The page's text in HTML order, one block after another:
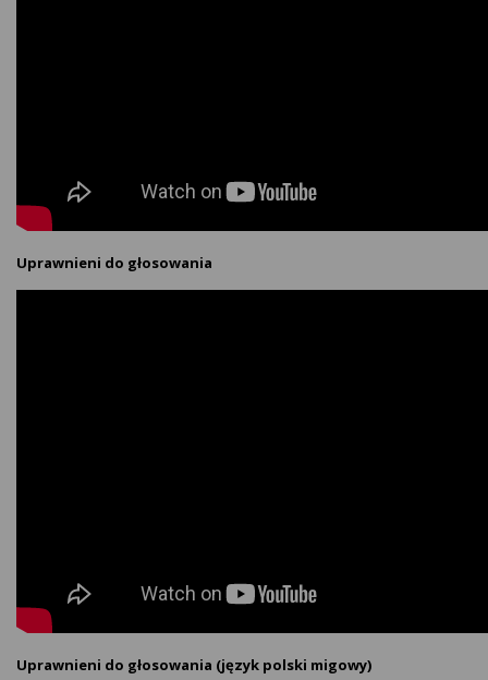
Uprawnieni do głosowania
Uprawnieni do głosowania (język polski migowy)